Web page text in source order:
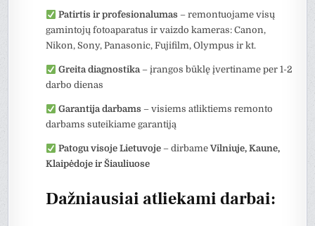
Patirtis ir profesionalumas – remontuojame visų
gamintojų fotoaparatus ir vaizdo kameras: Canon,
Nikon, Sony, Panasonic, Fujifilm, Olympus ir kt.
Greita diagnostika– įrangos būklę įvertiname per 1-2
darbo dienas
Garantija darbams – visiems atliktiems remonto
darbams suteikiame garantiją
Patogu visoje Lietuvoje – dirbameVilniuje, Kaune,
Klaipėdoje ir Šiauliuose
Dažniausiai atliekami darbai: